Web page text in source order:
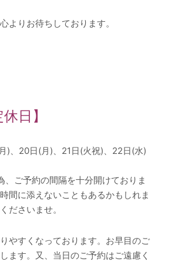
よりお待ちしております。
日】
)、20日(月)、21日(火祝)、22日(水)
、ご予約の間隔を十分開けておりま
間に添えないこともあるかもしれま
ださいませ。
やすくなっております。お早目のご
ます。又、当日のご予約はご遠慮く